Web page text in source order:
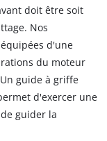
doit être soit
Nos
d'une
du moteur
guide à griffe
d'exercer une
guider la